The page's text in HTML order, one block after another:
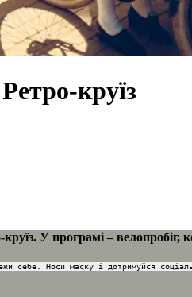
круїз
У програмі –
себе. Носи маску і дотримуйся